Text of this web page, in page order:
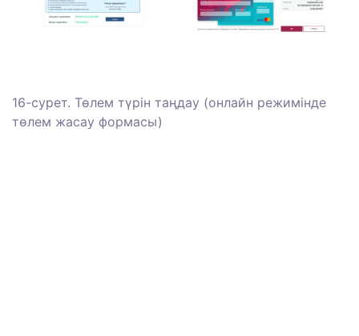
16-сурет. Төлем түрін таңдау (онлайн режимінде
төлем жасау формасы)